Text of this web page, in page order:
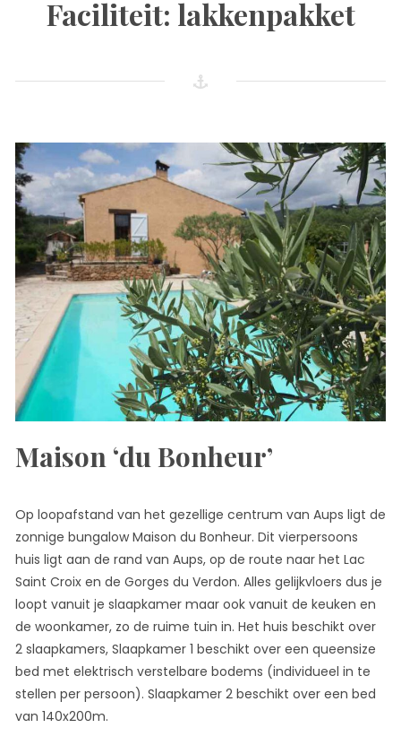
Faciliteit: lakkenpakket
Maison ‘du Bonheur’
Op loopafstand van het gezellige centrum van Aups ligt de
zonnige bungalow Maison du Bonheur. Dit vierpersoons
huis ligt aan de rand van Aups, op de route naar het Lac
Saint Croix en de Gorges du Verdon. Alles gelijkvloers dus je
loopt vanuit je slaapkamer maar ook vanuit de keuken en
de woonkamer, zo de ruime tuin in. Het huis beschikt over
2 slaapkamers, Slaapkamer 1 beschikt over een queensize
bed met elektrisch verstelbare bodems (individueel in te
stellen per persoon). Slaapkamer 2 beschikt over een bed
van 140x200m.